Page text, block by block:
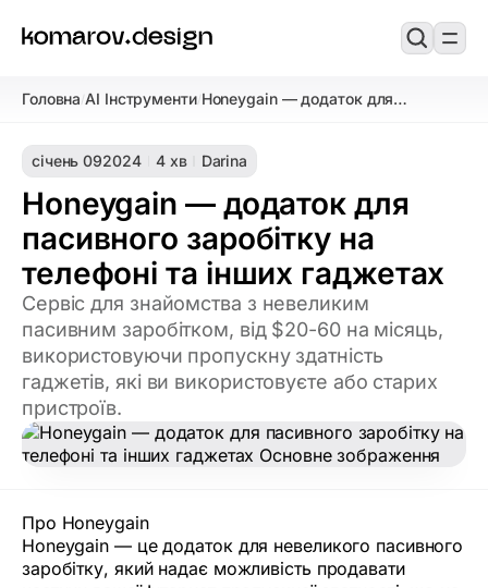
Головна/AI Інструменти/Honeygain — додаток для
інших гаджетах
січень 092024 4 хв Darina
Honeygain — додаток для
пасивного заробітку на
телефоні та інших гаджетах
Сервіс для знайомства з невеликим
пасивним заробітком, від $20-60 на місяць,
використовуючи пропускну здатність
гаджетів, які ви використовуєте або старих
пристроїв.
Про Honeygain
Honeygain — це додаток для невеликого пасивного
заробітку, який надає можливість продавати